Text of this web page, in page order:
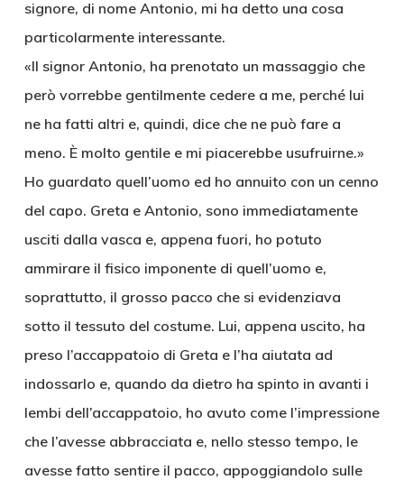
signore, di nome Antonio, mi ha detto una cosa
particolarmente interessante.
«Il signor Antonio, ha prenotato un massaggio che
però vorrebbe gentilmente cedere a me, perché lui
ne ha fatti altri e, quindi, dice che ne può fare a
meno. È molto gentile e mi piacerebbe usufruirne.»
Ho guardato quell’uomo ed ho annuito con un cenno
del capo. Greta e Antonio, sono immediatamente
usciti dalla vasca e, appena fuori, ho potuto
ammirare il fisico imponente di quell’uomo e,
soprattutto, il grosso pacco che si evidenziava
sotto il tessuto del costume. Lui, appena uscito, ha
preso l’accappatoio di Greta e l’ha aiutata ad
indossarlo e, quando da dietro ha spinto in avanti i
lembi dell’accappatoio, ho avuto come l’impressione
che l’avesse abbracciata e, nello stesso tempo, le
avesse fatto sentire il pacco, appoggiandolo sulle